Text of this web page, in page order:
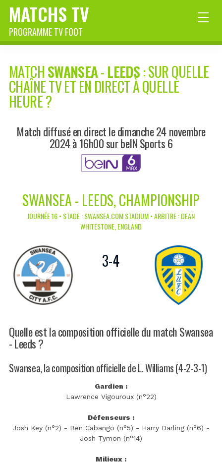
MATCHS TV
PROGRAMME TV FOOT
MATCHSWANSEA-LEEDS: SUR QUELLE
CHAÎNE TV ET EN DIRECT À QUELLE
HEURE ?
Match diffusé en direct le dimanche 24 novembre
2024 à 16h00 sur beIN Sports 6
SWANSEA - LEEDS, CHAMPIONSHIP
JOURNÉE 16 • STADE : SWANSEA.COM STADIUM • ARBITRE : DEAN
WHITESTONE, ENGLAND
3-4
Quelle est la composition officielle du match Swansea
- Leeds ?
Swansea, la composition officielle de L. Williams (4-2-3-1)
Gardien :
Lawrence Vigouroux (n°22)
Défenseurs :
Josh Key (n°2) - Ben Cabango (n°5) - Harry Darling (n°6) -
Josh Tymon (n°14)
Milieux :